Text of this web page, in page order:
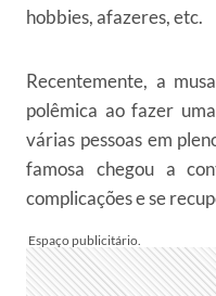
hobbies, afazeres, etc.
Recentemente, a
polêmica ao fazer
várias pessoas em
famosa chegou a
complicações e se